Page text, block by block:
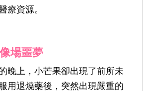
療資源。
場噩夢
晚上，小芒果卻出現了前所未
用退燒藥後，突然出現嚴重的